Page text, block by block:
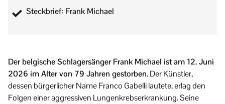
Steckbrief: Frank Michael
Der belgische Schlagersänger Frank Michael ist am 12. Juni
2026 im Alter von 79 Jahren gestorben.Der Künstler,
dessen bürgerlicher Name Franco Gabelli lautete, erlag den
Folgen einer aggressiven Lungenkrebserkrankung. Seine